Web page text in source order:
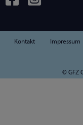
Kontakt Impressum
© GFZ